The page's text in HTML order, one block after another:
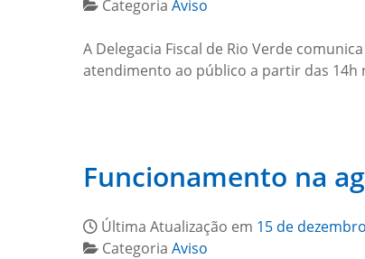
Categoria Aviso
A Delegacia Fiscal de Rio Verde
atendimento ao público a partir das 14h
Funcionamento na
Última Atualização em 15 de
Categoria Aviso